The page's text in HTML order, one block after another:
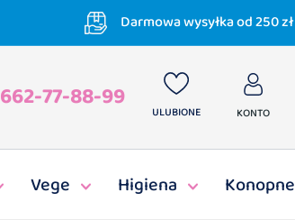
Darmowa wysyłka od 250 zł
662-77-88-99 ULUBIONE KONTO
Vege Higiena Konopne